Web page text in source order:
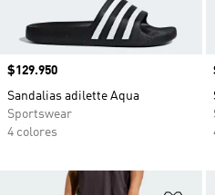
Precio
$129.950
Sandalias adilette Aqua
Sportswear
4 colores